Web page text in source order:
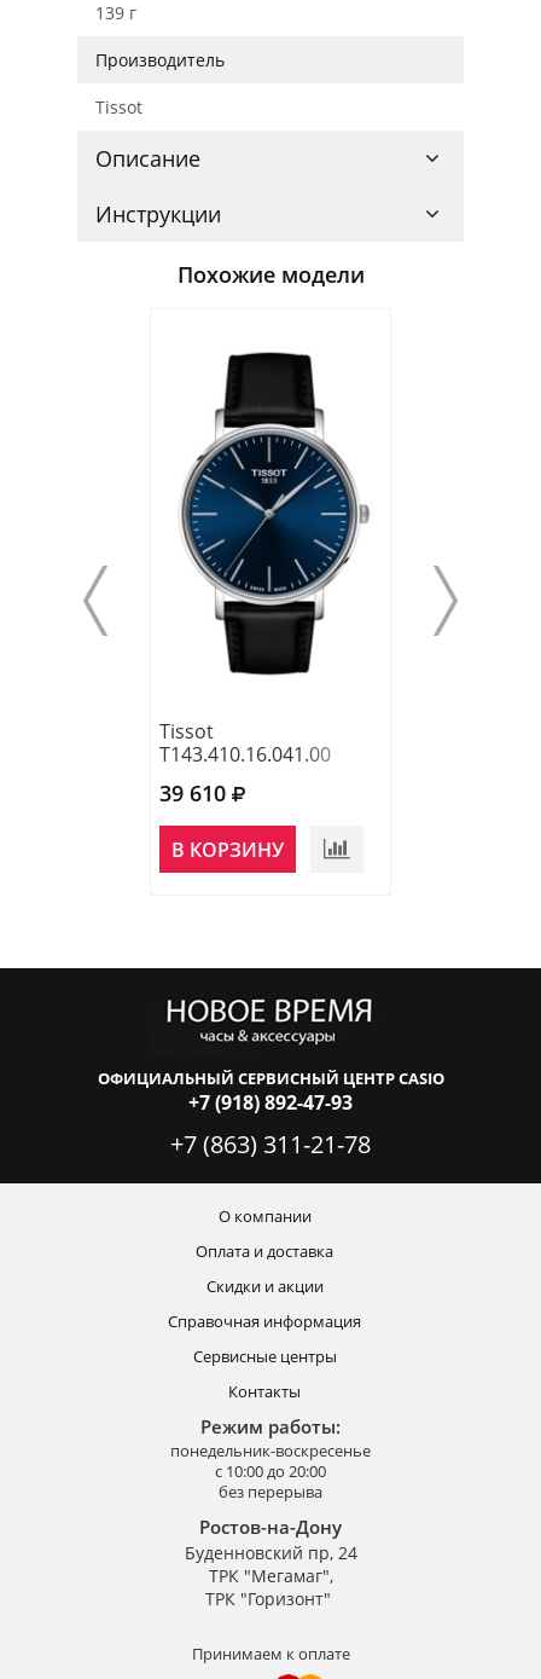
139 г
Производитель
Tissot
Описание
Инструкции
Похожие модели
Tissot
T143.410.16.041.00
39 610
В КОРЗИНУ
ОФИЦИАЛЬНЫЙ СЕРВИСНЫЙ ЦЕНТР CASIO
+7 (918) 892-47-93
+7 (863) 311-21-78
О компании
Оплата и доставка
Скидки и акции
Справочная информация
Сервисные центры
Контакты
Режим работы:
понедельник-воскресенье
с 10:00 до 20:00
без перерыва
Ростов-на-Дону
Буденновский пр, 24
ТРК "Мегамаг",
ТРК "Горизонт"
Принимаем к оплате